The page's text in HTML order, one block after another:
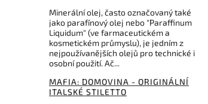
Minerální olej, často označovaný také
jako parafínový olej nebo "Paraffinum
Liquidum" (ve farmaceutickém a
kosmetickém průmyslu), je jedním z
nejpoužívanějších olejů pro technické i
osobní použití. Ač...
MAFIA: DOMOVINA - ORIGINÁLNÍ
ITALSKÉ STILETTO